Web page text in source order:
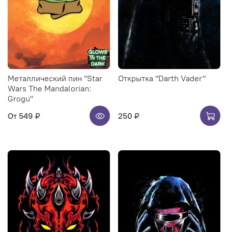
Металлический пин "Star
Wars The Mandalorian:
Grogu"
От 549 ₽
Открытка "Darth Vader"
250 ₽